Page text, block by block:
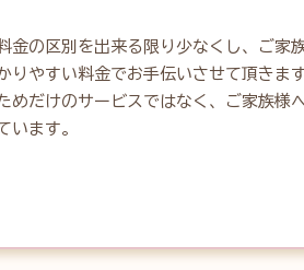
金の区別を出来る限り少なくし、ご家
やすい料金でお手伝いさせて頂きます
めだけのサービスではなく、ご家族様
います。